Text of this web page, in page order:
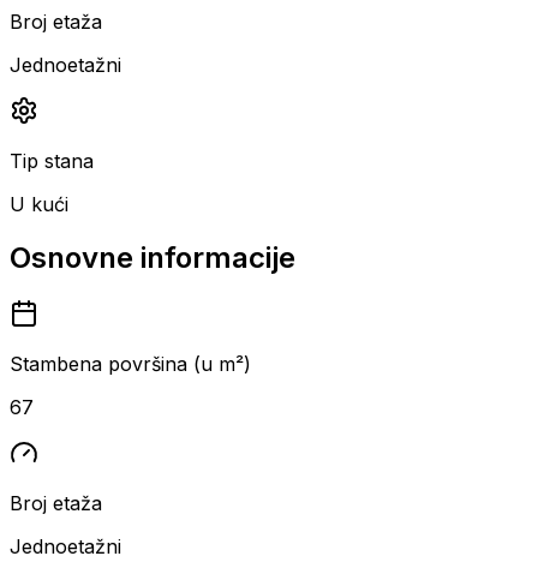
Broj etaža
Jednoetažni
Tip stana
U kući
Osnovne informacije
Stambena površina (u m²)
67
Broj etaža
Jednoetažni